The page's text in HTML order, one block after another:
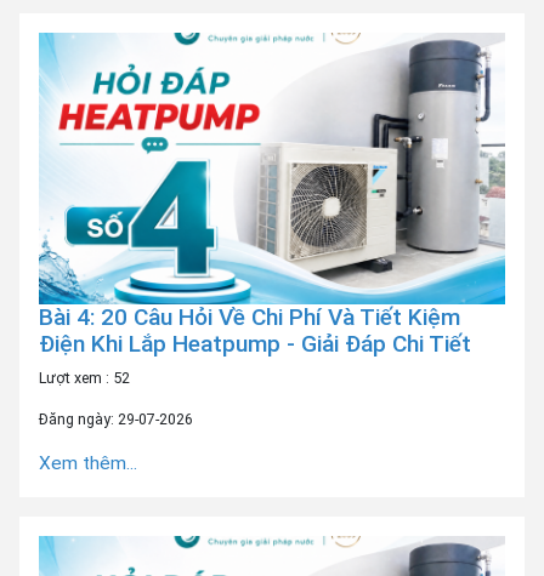
Bài 4: 20 Câu Hỏi Về Chi Phí Và Tiết Kiệm
Điện Khi Lắp Heatpump - Giải Đáp Chi Tiết
Lượt xem : 52
Đăng ngày: 29-07-2026
Xem thêm...